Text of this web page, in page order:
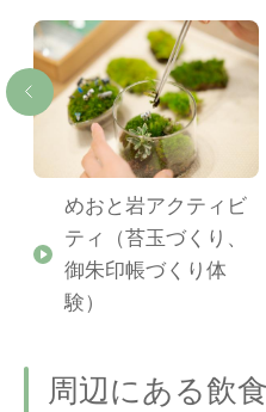
めおと岩アクティビ
ティ（苔玉づくり、
御朱印帳づくり体
験）
周辺にある飲